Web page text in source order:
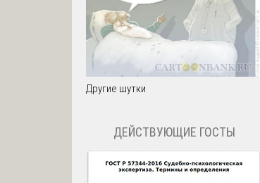
Другие шутки
ДЕЙСТВУЮЩИЕ ГОСТЫ